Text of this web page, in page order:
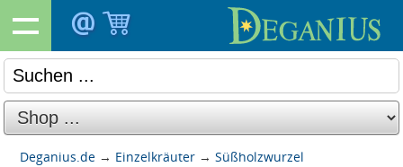
Deganius.de → Einzelkräuter → Süßholzwurzel